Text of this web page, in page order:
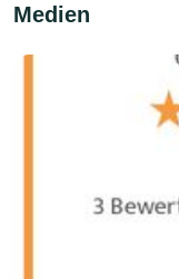
Medien